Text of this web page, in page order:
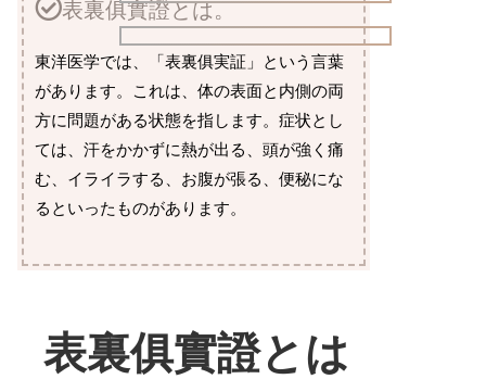
表裏俱實證とは。
東洋医学では、「表裏俱実証」という言葉
があります。これは、体の表面と内側の両
方に問題がある状態を指します。症状とし
ては、汗をかかずに熱が出る、頭が強く痛
む、イライラする、お腹が張る、便秘にな
るといったものがあります。
表裏俱實證とは